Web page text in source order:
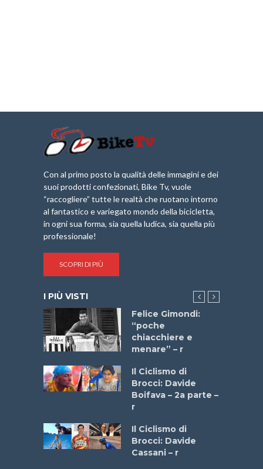
Con al primo posto la qualità delle immagini e dei
suoi prodotti confezionati, Bike Tv, vuole
“raccogliere” tutte le realtà che ruotano intorno
al fantastico e variegato mondo della bicicletta,
in ogni sua forma, sia quella ludica, sia quella più
professionale!
SCOPRI DI PIÙ
I PIÙ VISTI
Felice Gimondi:
“poche
chiacchiere e
menare” – r
Il Ciclismo di
Brocci: Davide
Boifava – 2a parte –
r
Il Ciclismo di
Brocci: Davide
Cassani – r